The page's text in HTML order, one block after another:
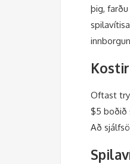
þig,
Oftast
$5 boðið
Að